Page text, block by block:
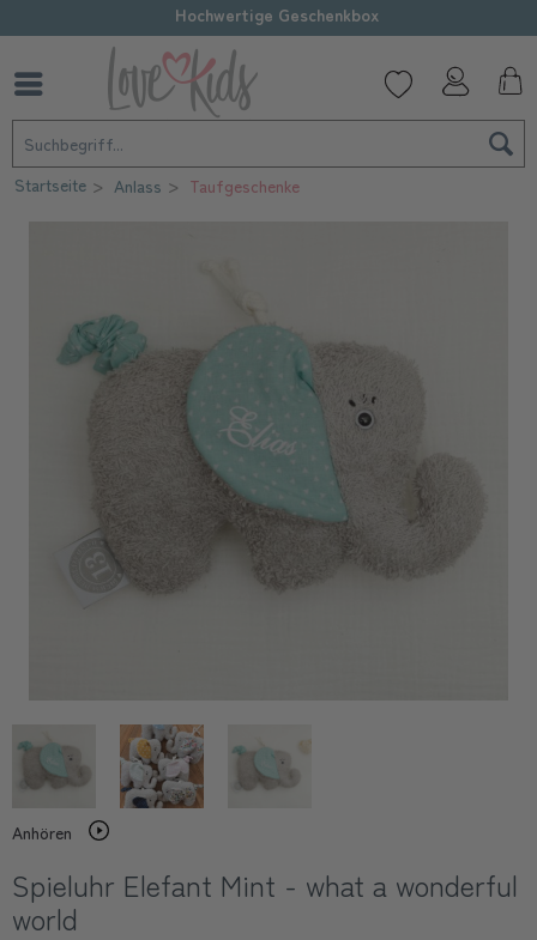
Hochwertige Geschenkbox
Startseite Anlass Taufgeschenke
Anhören
Spieluhr Elefant Mint - what a wonderful
world